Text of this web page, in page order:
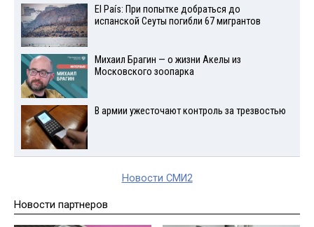
El País: При попытке добраться до
испанской Сеуты погибли 67 мигрантов
Михаил Брагин — о жизни Акелы из
Московского зоопарка
В армии ужесточают контроль за трезвостью
Новости СМИ2
Новости партнеров